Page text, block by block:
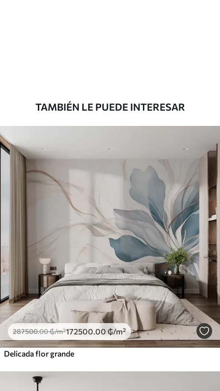
Vinilo Premium
380416.67228250.00₲/m²
TAMBIÉN LE PUEDE INTERESAR
287500.00₲/m²172500 .00 ₲/m²
Delicada flor grande